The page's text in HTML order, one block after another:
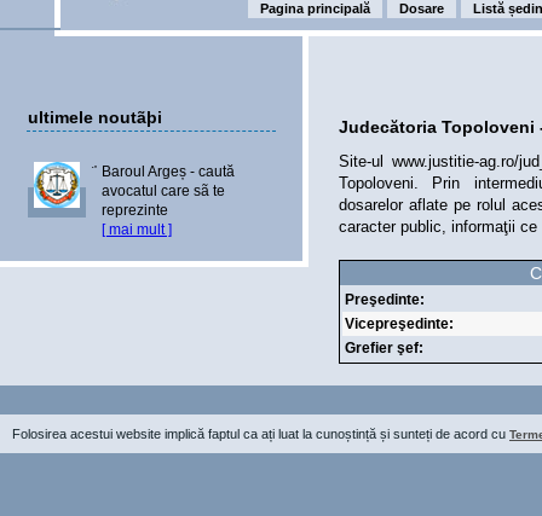
Pagina principală Dosare Listă
ultimele noutãþi
Baroul Argeș - caută
avocatul care sã te
reprezinte
[ mai mult ]
Judecătoria Topoloveni
Site-ul www.justitie-ag.ro/
Topoloveni. Prin
dosarelor aflate pe rolul
caracter public, informaţii
Preşedinte:
Vicepreşedinte:
Grefier şef:
Folosirea acestui website implică faptul ca ați luat la cunoștință și sunteți de acord cu